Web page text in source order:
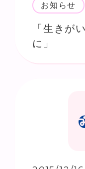
お知らせ
「生きが
に」